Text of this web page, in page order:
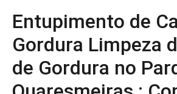
Entupimento de
Gordura Limpeza
de Gordura no